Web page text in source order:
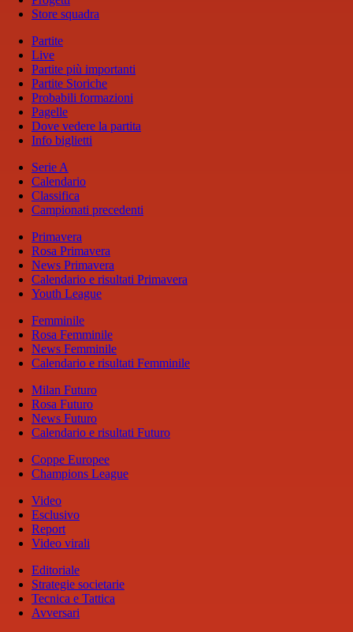
Store squadra
Partite
Live
Partite più importanti
Partite Storiche
Probabili formazioni
Pagelle
Dove vedere la partita
Info biglietti
Serie A
Calendario
Classifica
Campionati precedenti
Primavera
Rosa Primavera
News Primavera
Calendario e risultati Primavera
Youth League
Femminile
Rosa Femminile
News Femminile
Calendario e risultati Femminile
Milan Futuro
Rosa Futuro
News Futuro
Calendario e risultati Futuro
Coppe Europee
Champions League
Video
Esclusivo
Report
Video virali
Editoriale
Strategie societarie
Tecnica e Tattica
Avversari